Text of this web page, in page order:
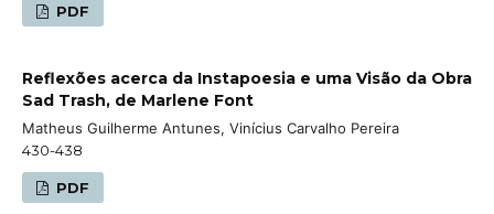
PDF
Reflexões acerca da Instapoesia e uma Visão da Obra
Sad Trash, de Marlene Font
Matheus Guilherme Antunes, Vinícius Carvalho Pereira
430-438
PDF